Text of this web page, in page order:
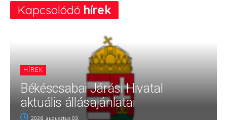
Kapcsolódó hírek
HÍREK
Békéscsabai Járási Hivatal
aktuális állásajánlatai
2026. augusztus 03.